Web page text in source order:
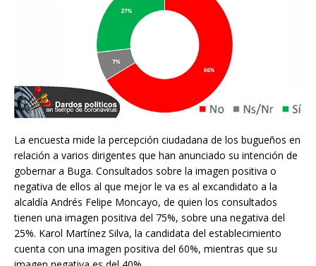
La encuesta mide la percepción ciudadana de los bugueños en
relación a varios dirigentes que han anunciado su intención de
gobernar a Buga. Consultados sobre la imagen positiva o
negativa de ellos al que mejor le va es al excandidato a la
alcaldía Andrés Felipe Moncayo, de quien los consultados
tienen una imagen positiva del 75%, sobre una negativa del
25%. Karol Martínez Silva, la candidata del establecimiento
cuenta con una imagen positiva del 60%, mientras que su